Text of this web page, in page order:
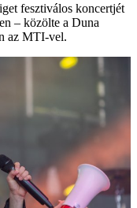
fesztiválos koncertjét
– közölte a Duna
az MTI-vel.